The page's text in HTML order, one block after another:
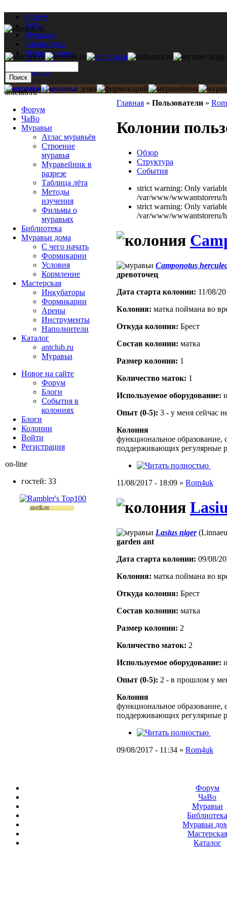
Форум
ЧаВо
Муравьи
Библиотека
Муравьи дома
Мастерская
Каталог
Главная » Пользователи »
Колонии
Обзор
Структура
События
strict warning: Only
/var/www/wwwantstoreru/
strict warning: Only
/var/www/wwwantstoreru/
Camponotus
древоточец
Дата старта кoлонии: 11/08/
Кoлония: матка поймана во
Откуда кoлония: Брест
Состав кoлонии: матка
Размер кoлонии: 1
Количество маток: 1
Используемое оборудование:
Опыт (0-5): 3 - у меня сейчас
Колония
функциональное образование,
поддерживающих регулярные
11/08/2017 - 18:09 » Rom4uk
Lasius niger
garden ant
Дата старта кoлонии: 09/08/
Кoлония: матка поймана во
Откуда кoлония: Брест
Состав кoлонии: матка
Размер кoлонии: 2
Количество маток: 2
Используемое оборудование:
Опыт (0-5): 2 - в прошлом у
Колония
функциональное образование,
поддерживающих регулярные
09/08/2017 - 11:34 » Rom4uk
antclub.ru
Форум
ЧаВо
Муравьи
Атлас муравьёв
Строение
муравья
Муравейник в
разрезе
Таблица лёта
Методы
изучения
Фильмы о
муравьях
Библиотека
Муравьи дома
С чего начать
Формикарии
Условия
Кормление
Мастерская
Инкубаторы
Формикарии
Арены
Инструменты
Наполнители
Каталог
antclub.ru
Муравьи
Новое на сайте
Форум
Блоги
События в
колониях
Блоги
Колонии
Войти
Peгиcтpaция
on-line
гостей: 33
Форум
ЧаВо
Муравьи
Муравьи
Мастерская
Каталог